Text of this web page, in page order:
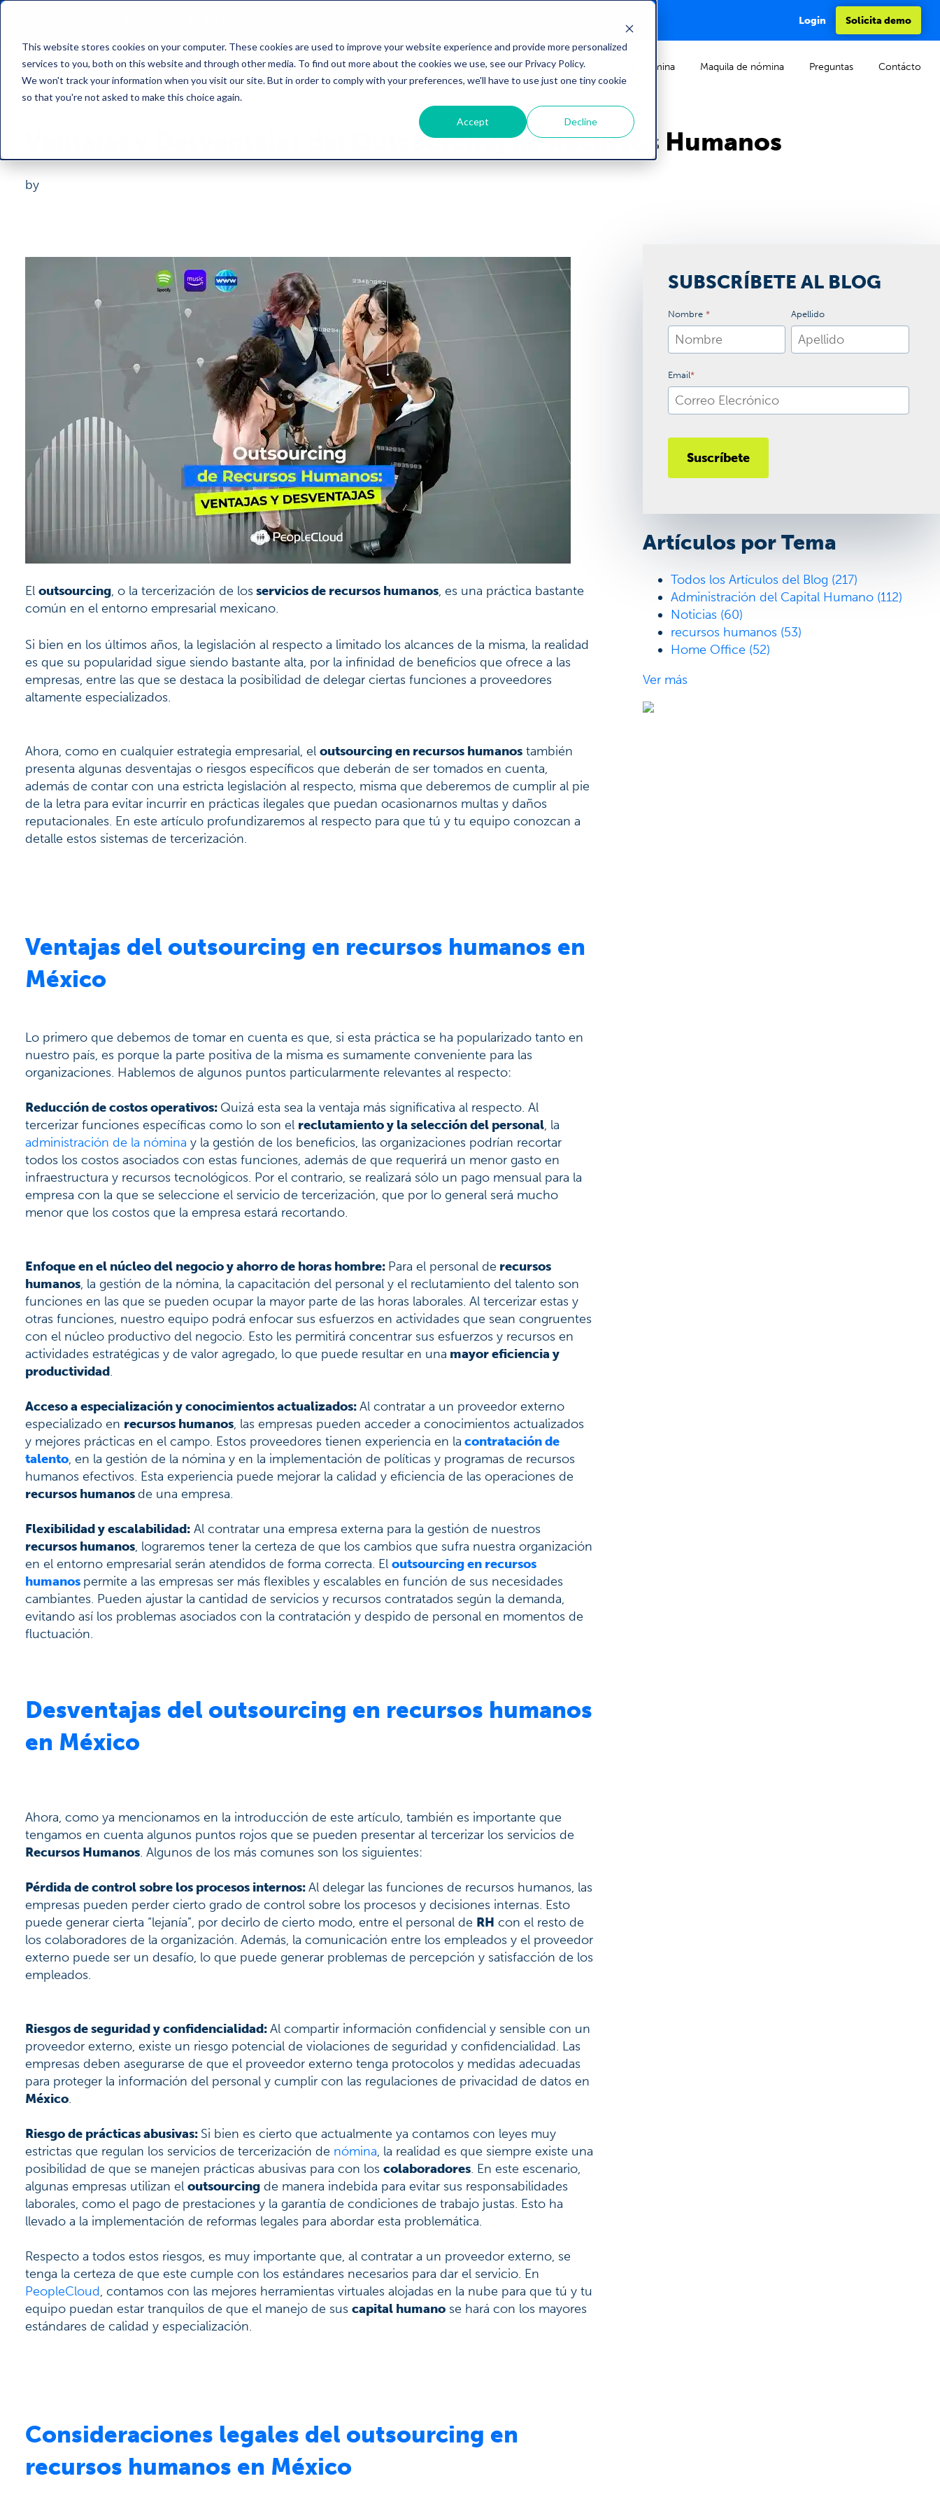
This website stores cookies on your computer. These cookies are used to improve your website experience and provide more personalized
services to you, both on this website and through other media. To find out more about the cookies we use, see our Privacy Policy.
We won't track your information when you visit our site. But in order to comply with your preferences, we'll have to use just one tiny cookie
so that you're not asked to make this choice again.
Accept Decline
Login Solicita demo
Inicio Precios Software de RH Módulo de Nómina Maquila de nómina Preguntas Contácto
Ventajas y Desventajas del Outsourcing de Recursos Humanos
by
El outsourcing, o la tercerización de losservicios de recursos humanos, es una práctica bastante
común en el entorno empresarial mexicano.
Si bien en los últimos años, la legislación al respecto a limitado los alcances de la misma, la realidad
es que su popularidad sigue siendo bastante alta, por la infinidad de beneficios que ofrece a las
empresas, entre las que se destaca la posibilidad de delegar ciertas funciones a proveedores
altamente especializados.
Ahora, como en cualquier estrategia empresarial, el outsourcing en recursos humanos también
presenta algunas desventajas o riesgos específicos que deberán de ser tomados en cuenta,
además de contar con una estricta legislación al respecto, misma que deberemos de cumplir al pie
de la letra para evitar incurrir en prácticas ilegales que puedan ocasionarnos multas y daños
reputacionales. En este artículo profundizaremos al respecto para que tú y tu equipo conozcan a
detalle estos sistemas de tercerización.
Ventajas del outsourcing en recursos humanos en
México
Lo primero que debemos de tomar en cuenta es que, si esta práctica se ha popularizado tanto en
nuestro país, es porque la parte positiva de la misma es sumamente conveniente para las
organizaciones. Hablemos de algunos puntos particularmente relevantes al respecto:
Reducción de costos operativos: Quizá esta sea la ventaja más significativa al respecto. Al
tercerizar funciones específicas como lo son el reclutamiento y la selección del personal, la
administración de la nómina y la gestión de los beneficios, las organizaciones podrían recortar
todos los costos asociados con estas funciones, además de que requerirá un menor gasto en
infraestructura y recursos tecnológicos. Por el contrario, se realizará sólo un pago mensual para la
empresa con la que se seleccione el servicio de tercerización, que por lo general será mucho
menor que los costos que la empresa estará recortando.
Enfoque en el núcleo del negocio y ahorro de horas hombre: Para el personal de recursos
humanos, la gestión de la nómina, la capacitación del personal y el reclutamiento del talento son
funciones en las que se pueden ocupar la mayor parte de las horas laborales. Al tercerizar estas y
otras funciones, nuestro equipo podrá enfocar sus esfuerzos en actividades que sean congruentes
con el núcleo productivo del negocio. Esto les permitirá concentrar sus esfuerzos y recursos en
actividades estratégicas y de valor agregado, lo que puede resultar en una mayor eficiencia y
productividad.
Acceso a especialización y conocimientos actualizados:Al contratar a un proveedor externo
especializado en recursos humanos, las empresas pueden acceder a conocimientos actualizados
y mejores prácticas en el campo. Estos proveedores tienen experiencia en la contratación de
talento, en la gestión de la nómina y en la implementación de políticas y programas de recursos
humanos efectivos. Esta experiencia puede mejorar la calidad y eficiencia de las operaciones de
recursos humanosde una empresa.
Flexibilidad y escalabilidad: Al contratar una empresa externa para la gestión de nuestros
recursos humanos, lograremos tener la certeza de que los cambios que sufra nuestra organización
en el entorno empresarial serán atendidos de forma correcta. El outsourcing en recursos
humanos permite a las empresas ser más flexibles y escalables en función de sus necesidades
cambiantes. Pueden ajustar la cantidad de servicios y recursos contratados según la demanda,
evitando así los problemas asociados con la contratación y despido de personal en momentos de
fluctuación.
Desventajas del outsourcing en recursos humanos
en México
Ahora, como ya mencionamos en la introducción de este artículo, también es importante que
tengamos en cuenta algunos puntos rojos que se pueden presentar al tercerizar los servicios de
Recursos Humanos. Algunos de los más comunes son los siguientes:
Pérdida de control sobre los procesos internos:Al delegar las funciones de recursos humanos, las
empresas pueden perder cierto grado de control sobre los procesos y decisiones internas. Esto
puede generar cierta “lejanía”, por decirlo de cierto modo, entre el personal de RH con el resto de
los colaboradores de la organización. Además, la comunicación entre los empleados y el proveedor
externo puede ser un desafío, lo que puede generar problemas de percepción y satisfacción de los
empleados.
Riesgos de seguridad y confidencialidad:Al compartir información confidencial y sensible con un
proveedor externo, existe un riesgo potencial de violaciones de seguridad y confidencialidad. Las
empresas deben asegurarse de que el proveedor externo tenga protocolos y medidas adecuadas
para proteger la información del personal y cumplir con las regulaciones de privacidad de datos en
México.
Riesgo de prácticas abusivas: Si bien es cierto que actualmente ya contamos con leyes muy
estrictas que regulan los servicios de tercerización de nómina, la realidad es que siempre existe una
posibilidad de que se manejen prácticas abusivas para con los colaboradores. En este escenario,
algunas empresas utilizan el outsourcing de manera indebida para evitar sus responsabilidades
laborales, como el pago de prestaciones y la garantía de condiciones de trabajo justas. Esto ha
llevado a la implementación de reformas legales para abordar esta problemática.
Respecto a todos estos riesgos, es muy importante que, al contratar a un proveedor externo, se
tenga la certeza de que este cumple con los estándares necesarios para dar el servicio. En
PeopleCloud, contamos con las mejores herramientas virtuales alojadas en la nube para que tú y tu
equipo puedan estar tranquilos de que el manejo de sus capital humano se hará con los mayores
estándares de calidad y especialización.
Consideraciones legales del outsourcing en
recursos humanos en México
SUBSCRÍBETE AL BLOG
Nombre * Apellido
Email*
Artículos por Tema
Todos los Artículos del Blog (217)
Administración del Capital Humano (112)
Noticias (60)
recursos humanos (53)
Home Office (52)
Ver más